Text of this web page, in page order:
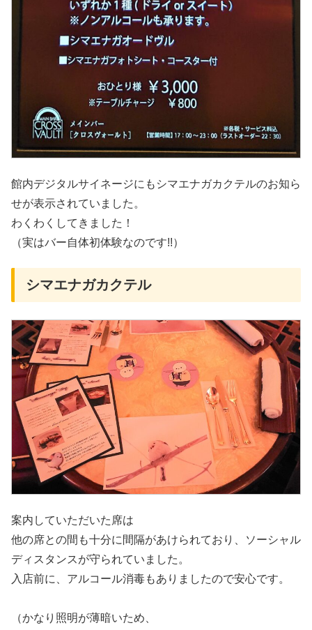
館内デジタルサイネージにもシマエナガカクテルのお知ら
せが表示されていました。
わくわくしてきました！
（実はバー自体初体験なのです!!）
シマエナガカクテル
案内していただいた席は
他の席との間も十分に間隔があけられており、ソーシャル
ディスタンスが守られていました。
入店前に、アルコール消毒もありましたので安心です。
（かなり照明が薄暗いため、